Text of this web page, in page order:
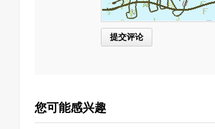
您可能感兴趣